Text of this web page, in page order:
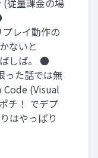
従量課金の場
レイ動作の
ないと
ばしば。 ●
った話では無
(Visual
チ！ でデプ
はやっぱり